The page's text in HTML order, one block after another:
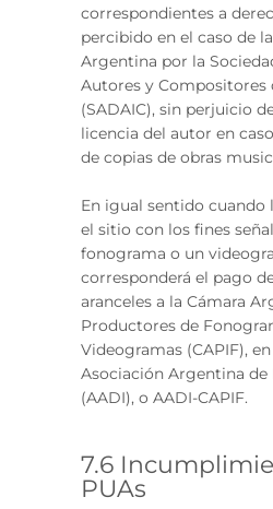
correspondientes a
percibido en el caso de
Argentina por la
Autores y Compositores
(SADAIC), sin perjuicio
licencia del autor en
de copias de obras
En igual sentido cuando
el sitio con los fines
fonograma o un
corresponderá el pago
aranceles a la Cámara
Productores de
Videogramas (CAPIF),
Asociación Argentina
(AADI), o AADI-CAPIF.
7.6
PUAs